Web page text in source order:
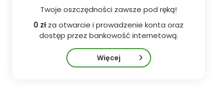
Twoje oszczędności zawsze pod ręką!
0 złza otwarcie i prowadzenie konta oraz
dostęp przez bankowość internetową.
Więcej